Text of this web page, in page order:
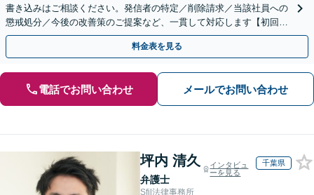
書き込みはご相談ください。発信者の特定／削除請求／当該社員への
懲戒処分／今後の改善策のご提案など、一貫して対応します【初回相
談30分無料】書き込みを行わせない職場環境整備にも注力
料金表を見る
電話でお問い合わせ メールでお問い合わせ
坪内 清久
弁護士
インタビュ
ーを見る
千葉県
Sfil法律事務所